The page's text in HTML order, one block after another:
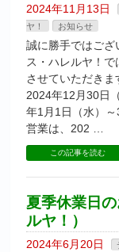
2024年11月13日
ヤ！
お知らせ
誠に勝手ではご
ス・ハレルヤ！で
させていただきま
2024年12月30日
年1月1日（水）
営業は、202 …
この記事を読む
夏季休業日
ルヤ！）
2024年6月20日